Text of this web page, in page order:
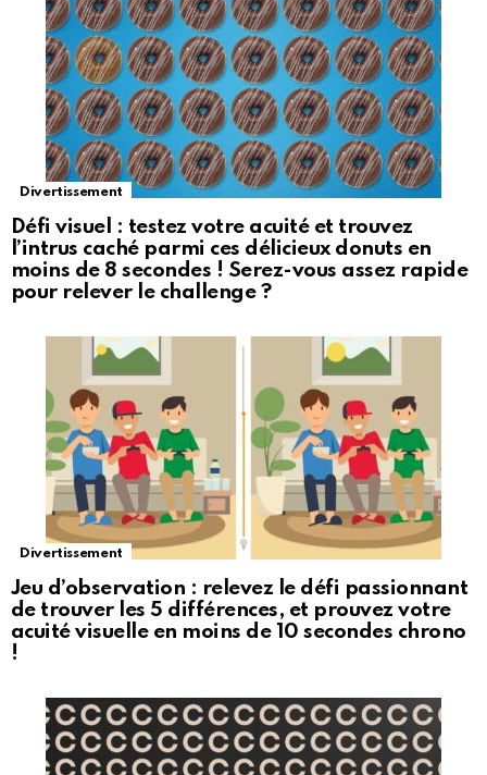
Divertissement
Défi visuel : testez votre acuité et trouvez
l’intrus caché parmi ces délicieux donuts en
moins de 8 secondes ! Serez-vous assez rapide
pour relever le challenge ?
Divertissement
Jeu d’observation : relevez le défi passionnant
de trouver les 5 différences, et prouvez votre
acuité visuelle en moins de 10 secondes chrono
!